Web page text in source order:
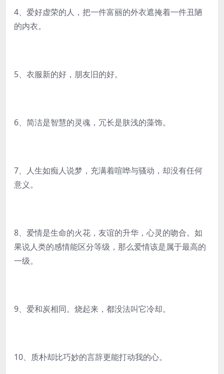
4、爱好虚荣的人，把一件富丽的外衣遮掩着一件丑陋
的内衣。
5、衣服新的好，朋友旧的好。
6、简洁是智慧的灵魂，冗长是肤浅的藻饰。
7、人生如痴人说梦，充满着喧哗与骚动，却没有任何
意义。
8、爱情是生命的火花，友谊的升华，心灵的吻合。如
果说人类的感情能区分等级，那么爱情该是属于最高的
一级。
9、爱和炭相同。烧起来，都没法叫它冷却。
10、质朴却比巧妙的言辞更能打动我的心。